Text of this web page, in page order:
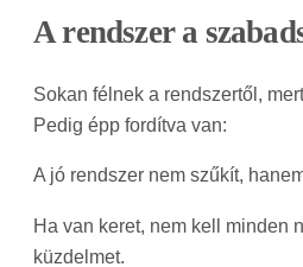
A rendszer a
Sokan félnek a rendszertől,
Pedig épp fordítva van:
A jó rendszer nem szűkít,
Ha van keret, nem kell minden
küzdelmet.